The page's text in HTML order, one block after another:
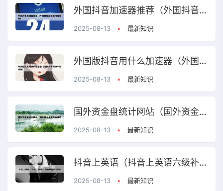
外国抖音加速器推荐（外国抖音加速器推荐免费）
2025-08-13 • 最新知识
外国版抖音用什么加速器（外国抖音用哪个加速器）
2025-08-13 • 最新知识
国外资金盘统计网站（国外资金盘报警有用吗）
2025-08-13 • 最新知识
抖音上英语（抖音上英语六级补录是真的吗）
2025-08-13 • 最新知识